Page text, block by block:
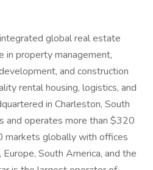
global real estate
in property management,
and construction
rental housing, logistics, and
in Charleston, South
and operates more than $320
markets globally with offices
South America, and the